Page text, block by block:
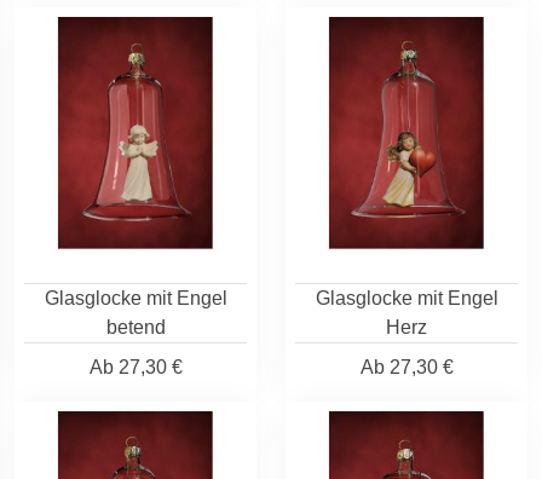
Glasglocke mit Engel
betend
Ab27,30 €
Glasglocke mit Engel
Herz
Ab27,30 €